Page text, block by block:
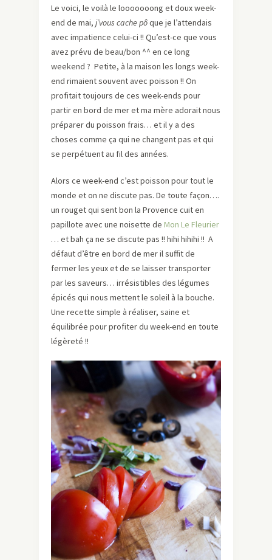
Le voici, le voilà le looooooong et doux week-
end de mai, j’vous cache pôque je l’attendais
avec impatience celui-ci !! Qu’est-ce que vous
avez prévu de beau/bon ^^ en ce long
weekend ? Petite, à la maison les longs week-
end rimaient souvent avec poisson !! On
profitait toujours de ces week-ends pour
partir en bord de mer et ma mère adorait nous
préparer du poisson frais… et il y a des
choses comme ça qui ne changent pas et qui
se perpétuent au fil des années.
Alors ce week-end c’est poisson pour tout le
monde et on ne discute pas. De toute façon….
un rouget qui sent bon la Provence cuit en
papillote avec une noisette de Mon Le Fleurier
… et bah ça ne se discute pas !! hihi hihihi !! A
défaut d’être en bord de mer il suffit de
fermer les yeux et de se laisser transporter
par les saveurs… irrésistibles des légumes
épicés qui nous mettent le soleil à la bouche.
Une recette simple à réaliser, saine et
équilibrée pour profiter du week-end en toute
légèreté !!